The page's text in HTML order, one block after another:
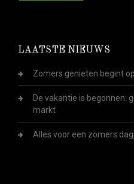
LAATSTE NIEUWS
Zomers genieten begint
De vakantie is begonnen:
markt
Alles voor een zomers